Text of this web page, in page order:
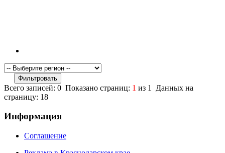
Всего записей: 0 Показано страниц: 1 из 1 Данных на
страницу: 18
Информация
Соглашение